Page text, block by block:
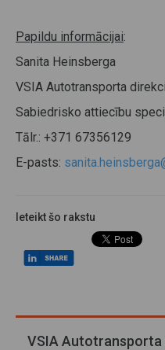
Papildu informācijai:
Sanita Heinsberga
VSIA Autotransporta
Sabiedrisko attiecību
Tālr.: +371 67356129
E-pasts:
Ieteikt šo rakstu
VSIA Autotransporta